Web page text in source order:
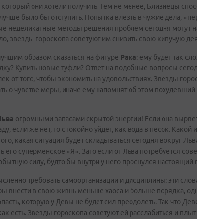
они хотели получить. Тем не менее, Близнецы
было бы отступить. Попытка влезть в чужие дела,
неделикатные методы решения проблем сегодня могут
звезды гороскопа советуют им снизить свою кипучую
образом сказаться на фигуре Рака: ему будет так
Купить новые туфли? Ответ на подобные вопросы
от того, чтобы экономить на удовольствиях. Звезды
о чувстве меры, иначе ему напомнят об этом
огромными запасами скрытой энергии! Если она
если же нет, то спокойно уйдет, как вода в песок. Какой
какая ситуация будет складываться сегодня вокруг
его суперменское «Я». Зато если от Льва потребуется
силу, будто бы внутри у него проснулся настоящий
требовать самоорганизации и дисциплины: эти
внести в свою жизнь меньше хаоса и больше порядка,
которую у Девы не будет сил преодолеть. Так что
есть. Звезды гороскопа советуют ей расслабиться и